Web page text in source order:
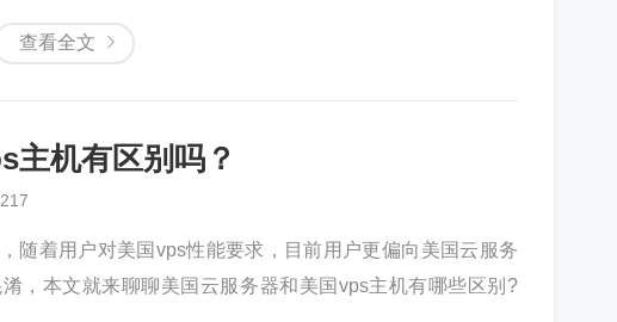
查看全文
主机有区别吗？
217
随着用户对美国vps性能要求，目前用户更偏向美国云服务
，本文就来聊聊美国云服务器和美国vps主机有哪些区别?